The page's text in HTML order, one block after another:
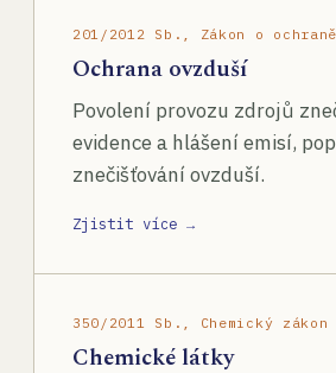
201/2012 Sb., Zákon o
Ochrana ovzduší
Povolení provozu zdrojů
evidence a hlášení emisí,
znečišťování ovzduší.
Zjistit více →
350/2011 Sb., Chemický zákon
Chemické látky